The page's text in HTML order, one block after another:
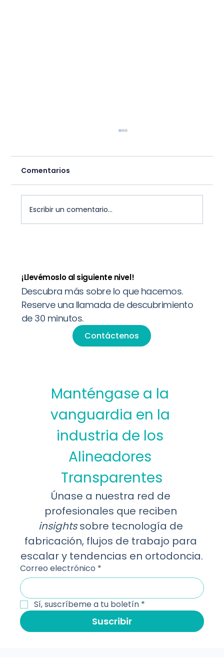
¡Llevémoslo al siguiente nivel!
Descubra más sobre lo que hacemos.
Reserve una llamada de descubrimiento
de 30 minutos.
Contáctenos
Manténgase a la
vanguardia en la
industria de los
Alineadores
Transparentes
Únase a nuestra red de
insights sobre tecnología de
fabricación, flujos de trabajo para
escalar y tendencias en ortodoncia.
Correo electrónico *
Sí, suscríbeme a tu boletín *
Suscribir
construir una fábrica
Comentarios
Escribir un comentario...